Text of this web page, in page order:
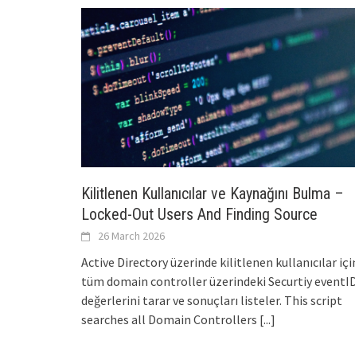
Kilitlenen Kullanıcılar ve Kaynağını Bulma –
Locked-Out Users And Finding Source
26 March 2026
Active Directory üzerinde kilitlenen kullanıcılar
tüm domain controller üzerindeki Securtiy
değerlerini tarar ve sonuçları listeler. This script
searches all Domain Controllers [...]